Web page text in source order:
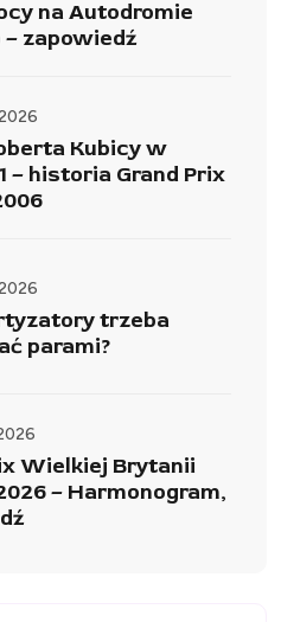
na Autodromie
zapowiedź
Kubicy w
– historia Grand Prix
trzeba
parami?
Wielkiej Brytanii
– Harmonogram,